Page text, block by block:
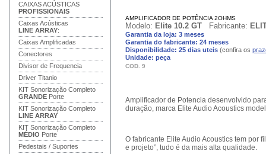
CAIXAS ACÚSTICAS
PROFISSIONAIS
Caixas Acústicas
LINE ARRAY:
Caixas Amplificadas
Conectores
Divisor de Frequencia
Driver Titanio
KIT Sonorização Completo
GRANDE Porte
KIT Sonorização Completo
LINE ARRAY
KIT Sonorização Completo
MÉDIO Porte
Pedestais / Suportes
AMPLIFICADOR DE POTÊNCIA 2OHMS
Modelo: Elite 10.2 GT Fabricante:
Garantia da loja: 3 meses
Garantia do fabricante: 24 meses
Disponibilidade: 25 dias uteis (confira os
Unidade: peça
COD. 9
Amplificador de Potencia desenvolvido
duração, marca Elite Audio Acoustics
O fabricante Elite Audio Acoustics tem por
e projeto”, tudo é da mais alta qualidade.